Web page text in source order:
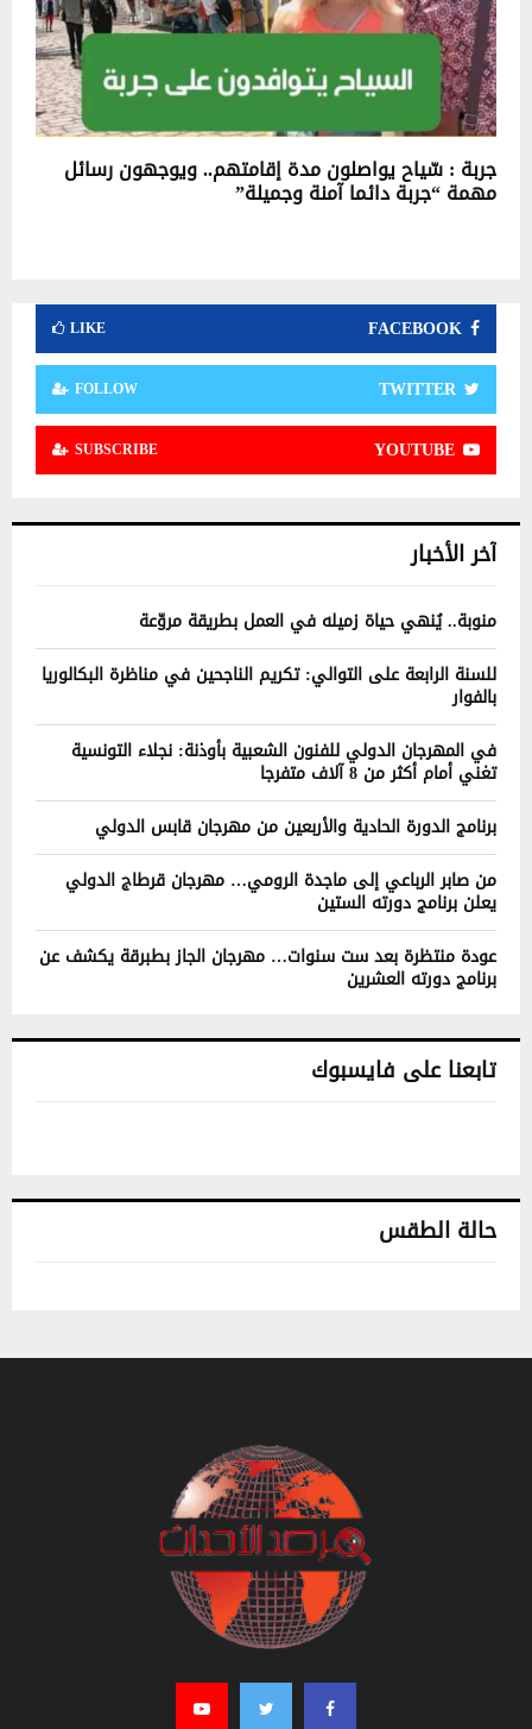
جربة : سّياح يواصلون مدة إقامتهم.. ويوجهون رسائل
مهمة “جربة دائما آمنة وجميلة”
FACEBOOK
LIKE
TWITTER
FOLLOW
YOUTUBE
SUBSCRIBE
آخر الأخبار
منوبة.. يُنهي حياة زميله في العمل بطريقة مروّعة
للسنة الرابعة على التوالي: تكريم الناجحين في مناظرة البكالوريا
بالفوار
في المهرجان الدولي للفنون الشعبية بأوذنة: نجلاء التونسية
تغني أمام أكثر من 8 آلاف متفرجا
برنامج الدورة الحادية والأربعين من مهرجان قابس الدولي
من صابر الرباعي إلى ماجدة الرومي… مهرجان قرطاج الدولي
يعلن برنامج دورته الستين
عودة منتظرة بعد ست سنوات… مهرجان الجاز بطبرقة يكشف عن
برنامج دورته العشرين
تابعنا على فايسبوك
حالة الطقس